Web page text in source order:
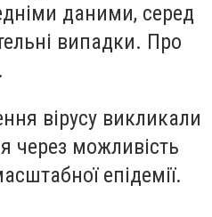
даними, серед
випадки. Про
вірусу викликали
через можливість
епідемії.